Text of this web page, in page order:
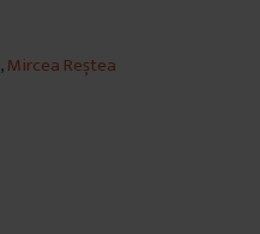
,Mircea Reștea